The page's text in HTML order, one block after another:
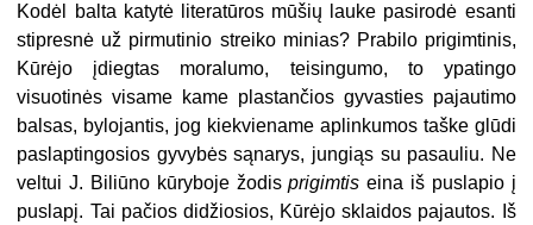
Kodėl balta katytė literatūros mūšių lauke pasirodė esanti
stip­resnė už pirmutinio streiko minias? Prabilo prigimtinis,
Kūrėjo įdiegtas moralumo, teisingumo, to ypatingo
visuotinės visame kame plastančios gyvasties pajautimo
balsas, bylojantis, jog kiekviename aplinkumos taške glūdi
paslaptingosios gyvybės sąnarys, jungiąs su pasauliu. Ne
veltui J. Biliūno kūryboje žodisprigimtis eina iš puslapio į
puslapį. Tai pačios didžiosios, Kūrėjo sklaidos pajautos. Iš